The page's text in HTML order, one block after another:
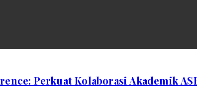
Perkuat Kolaborasi Akademik